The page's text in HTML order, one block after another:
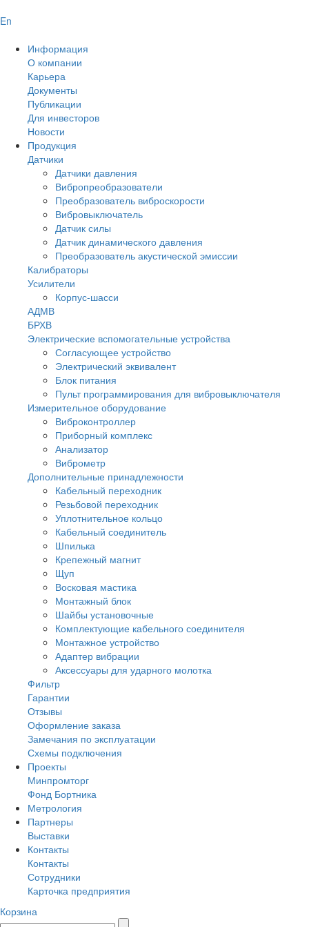
En
Информация
О компании
Карьера
Документы
Публикации
Для инвесторов
Новости
Продукция
Датчики
Датчики давления
Вибропреобразователи
Преобразователь виброскорости
Вибровыключатель
Датчик силы
Датчик динамического давления
Преобразователь акустической эмиссии
Калибраторы
Усилители
Корпус-шасси
АДМВ
БРХВ
Электрические вспомогательные устройства
Согласующее устройство
Электрический эквивалент
Блок питания
Пульт программирования для вибровыключателя
Измерительное оборудование
Виброконтроллер
Приборный комплекс
Анализатор
Виброметр
Дополнительные принадлежности
Кабельный переходник
Резьбовой переходник
Уплотнительное кольцо
Кабельный соединитель
Шпилька
Крепежный магнит
Щуп
Восковая мастика
Монтажный блок
Шайбы установочные
Комплектующие кабельного соединителя
Монтажное устройство
Адаптер вибрации
Аксессуары для ударного молотка
Фильтр
Гарантии
Отзывы
Оформление заказа
Замечания по эксплуатации
Схемы подключения
Проекты
Минпромторг
Фонд Бортника
Метрология
Партнеры
Выставки
Контакты
Контакты
Сотрудники
Карточка предприятия
Корзина